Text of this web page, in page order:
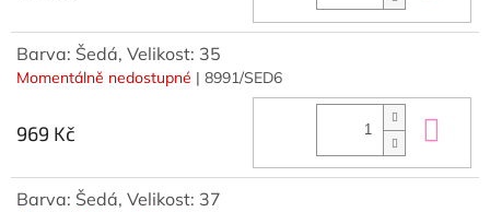
Barva: Šedá, Velikost: 35
Momentálně nedostupné | 8991/SED6
969 Kč
Barva: Šedá, Velikost: 37